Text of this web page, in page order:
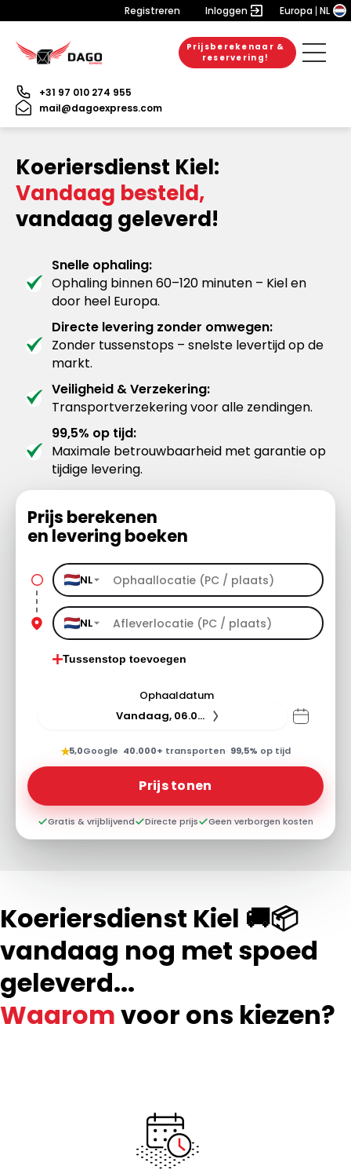
Registreren Inloggen Europa NL
Prijsberekenaar &
reservering!
+31 97 010 274 955
mail@dagoexpress.com
Koeriersdienst Kiel:
Vandaag besteld,
vandaag geleverd!
Snelle ophaling:
Ophaling binnen 60–120 minuten – Kiel en
door heel Europa.
Directe levering zonder omwegen:
Zonder tussenstops – snelste levertijd op de
markt.
Veiligheid & Verzekering:
Transportverzekering voor alle zendingen.
99,5% op tijd:
Maximale betrouwbaarheid met garantie op
tijdige levering.
Prijs berekenen
en levering boeken
NL
NL
Tussenstop toevoegen
Ophaaldatum
Vandaag, 06.08.26
★5,0Google· 40.000+ transporten· 99,5% op tijd
Prijs tonen
Gratis & vrijblijvend Directe prijs Geen verborgen kosten
Koeriersdienst Kiel 🚚📦
vandaag nog met spoed
geleverd...
Waaromvoor ons kiezen?